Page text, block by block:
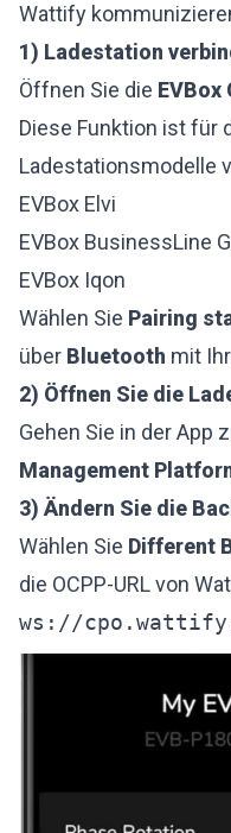
Wattify
1) Ladestation
Öffnen Sie die EVBox
Diese Funktion ist für
Ladestationsmodelle
EVBox Elvi
EVBox BusinessLine
EVBox Iqon
Wählen Sie Pairing
über Bluetooth mit
2) Öffnen Sie die
Gehen Sie in der App
Management
3) Ändern Sie die
Wählen Sie Different
die OCPP-URL von
ws://